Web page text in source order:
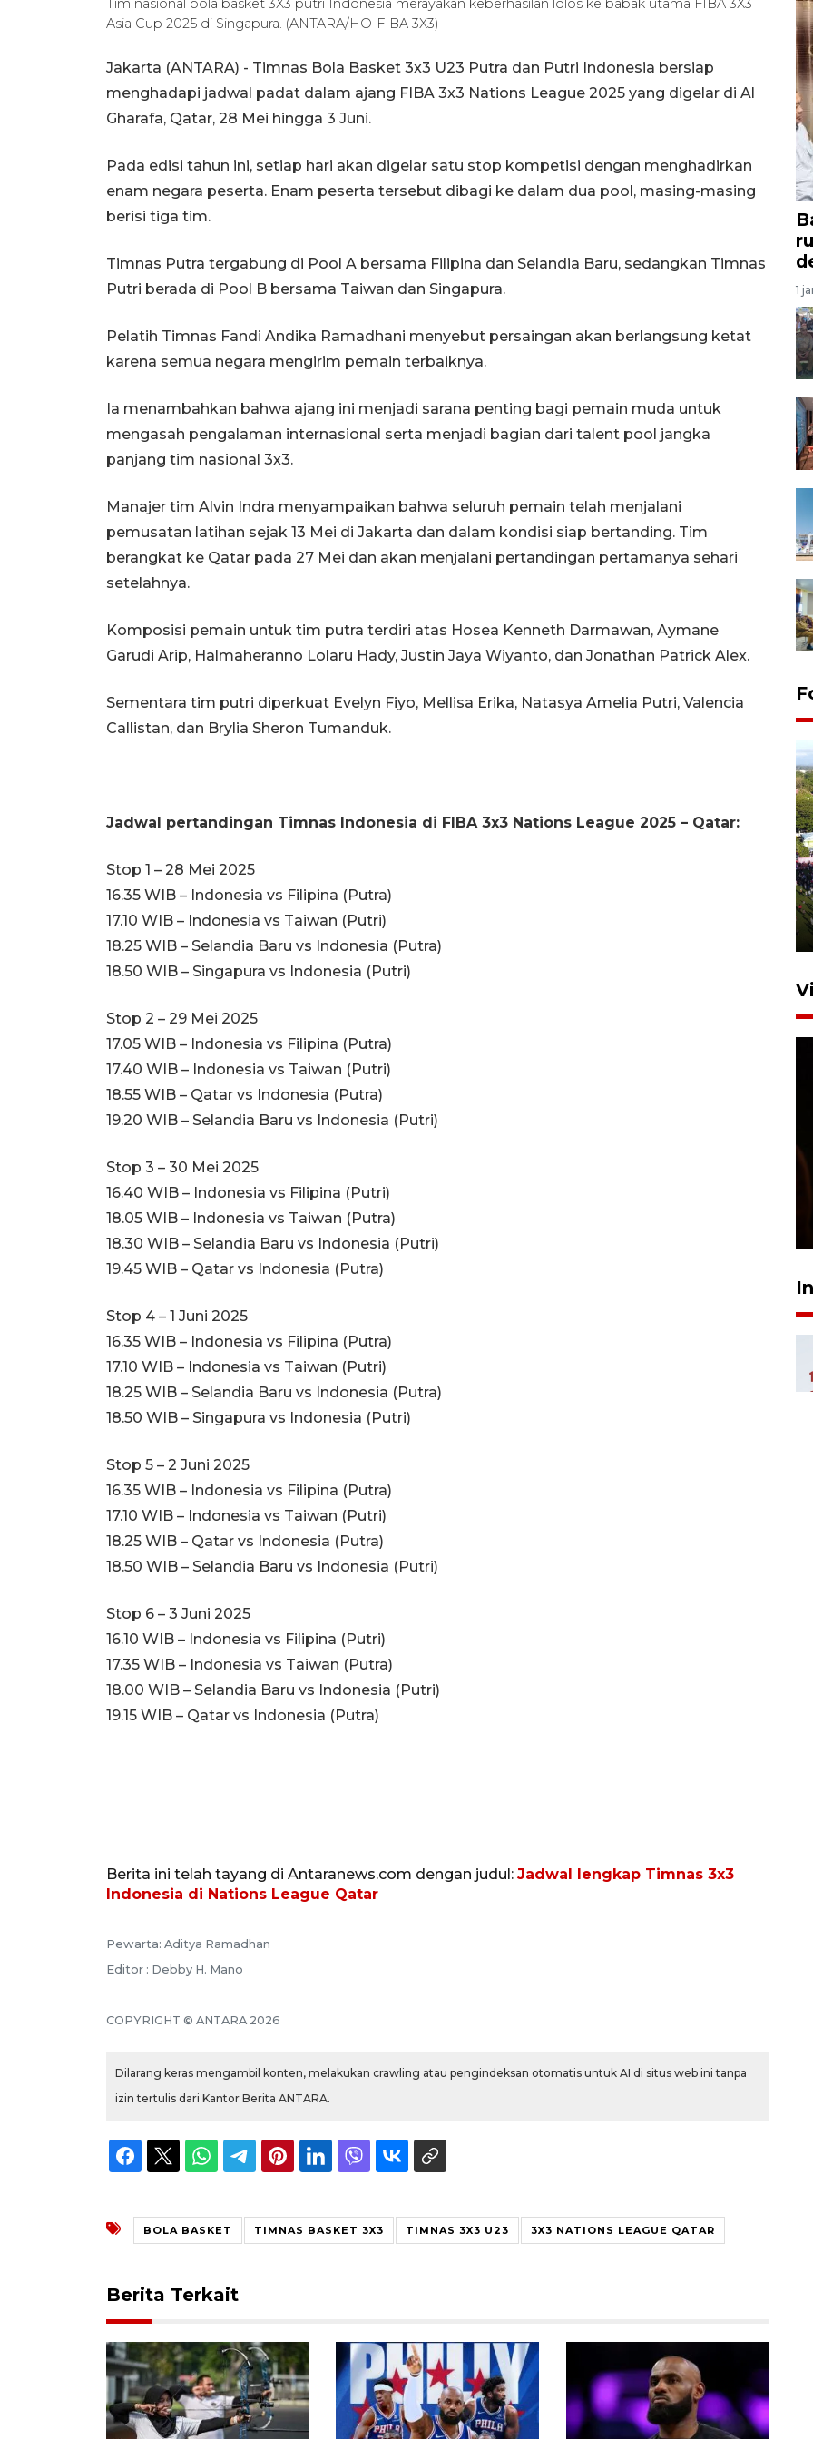
Tim nasional bola basket 3X3 putri Indonesia merayakan keberhasilan lolos ke babak utama FIBA 3X3
Asia Cup 2025 di Singapura. (ANTARA/HO-FIBA 3X3)
Jakarta (ANTARA) - Timnas Bola Basket 3x3 U23 Putra dan Putri Indonesia bersiap
menghadapi jadwal padat dalam ajang FIBA 3x3 Nations League 2025 yang digelar di Al
Gharafa, Qatar, 28 Mei hingga 3 Juni.
Pada edisi tahun ini, setiap hari akan digelar satu stop kompetisi dengan menghadirkan
enam negara peserta. Enam peserta tersebut dibagi ke dalam dua pool, masing-masing
berisi tiga tim.
Timnas Putra tergabung di Pool A bersama Filipina dan Selandia Baru, sedangkan Timnas
Putri berada di Pool B bersama Taiwan dan Singapura.
Pelatih Timnas Fandi Andika Ramadhani menyebut persaingan akan berlangsung ketat
karena semua negara mengirim pemain terbaiknya.
Ia menambahkan bahwa ajang ini menjadi sarana penting bagi pemain muda untuk
mengasah pengalaman internasional serta menjadi bagian dari talent pool jangka
panjang tim nasional 3x3.
Manajer tim Alvin Indra menyampaikan bahwa seluruh pemain telah menjalani
pemusatan latihan sejak 13 Mei di Jakarta dan dalam kondisi siap bertanding. Tim
berangkat ke Qatar pada 27 Mei dan akan menjalani pertandingan pertamanya sehari
setelahnya.
Komposisi pemain untuk tim putra terdiri atas Hosea Kenneth Darmawan, Aymane
Garudi Arip, Halmaheranno Lolaru Hady, Justin Jaya Wiyanto, dan Jonathan Patrick Alex.
Sementara tim putri diperkuat Evelyn Fiyo, Mellisa Erika, Natasya Amelia Putri, Valencia
Callistan, dan Brylia Sheron Tumanduk.
Jadwal pertandingan Timnas Indonesia di FIBA 3x3 Nations League 2025 – Qatar:
Stop 1 – 28 Mei 2025
16.35 WIB – Indonesia vs Filipina (Putra)
17.10 WIB – Indonesia vs Taiwan (Putri)
18.25 WIB – Selandia Baru vs Indonesia (Putra)
18.50 WIB – Singapura vs Indonesia (Putri)
Stop 2 – 29 Mei 2025
17.05 WIB – Indonesia vs Filipina (Putra)
17.40 WIB – Indonesia vs Taiwan (Putri)
18.55 WIB – Qatar vs Indonesia (Putra)
19.20 WIB – Selandia Baru vs Indonesia (Putri)
Stop 3 – 30 Mei 2025
16.40 WIB – Indonesia vs Filipina (Putri)
18.05 WIB – Indonesia vs Taiwan (Putra)
18.30 WIB – Selandia Baru vs Indonesia (Putri)
19.45 WIB – Qatar vs Indonesia (Putra)
Stop 4 – 1 Juni 2025
16.35 WIB – Indonesia vs Filipina (Putra)
17.10 WIB – Indonesia vs Taiwan (Putri)
18.25 WIB – Selandia Baru vs Indonesia (Putra)
18.50 WIB – Singapura vs Indonesia (Putri)
Stop 5 – 2 Juni 2025
16.35 WIB – Indonesia vs Filipina (Putra)
17.10 WIB – Indonesia vs Taiwan (Putri)
18.25 WIB – Qatar vs Indonesia (Putra)
18.50 WIB – Selandia Baru vs Indonesia (Putri)
Stop 6 – 3 Juni 2025
16.10 WIB – Indonesia vs Filipina (Putri)
17.35 WIB – Indonesia vs Taiwan (Putra)
18.00 WIB – Selandia Baru vs Indonesia (Putri)
19.15 WIB – Qatar vs Indonesia (Putra)
Berita ini telah tayang di Antaranews.com dengan judul: Jadwal lengkap Timnas 3x3
Indonesia di Nations League Qatar
Pewarta: Aditya Ramadhan
Editor : Debby H. Mano
COPYRIGHT © ANTARA 2026
Dilarang keras mengambil konten, melakukan crawling atau pengindeksan otomatis untuk AI di situs web ini tanpa
izin tertulis dari Kantor Berita ANTARA.
BOLA BASKET TIMNAS BASKET 3X3 TIMNAS 3X3 U23 3X3 NATIONS LEAGUE QATAR
Berita Terkait
1
tumbuh 5,29 persen